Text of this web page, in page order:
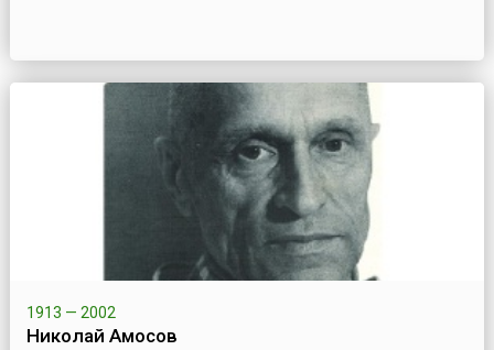
1913 — 2002
Николай Амосов